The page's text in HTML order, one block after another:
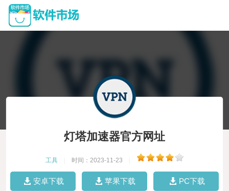
灯塔加速器官方网址
工具 时间：2023-11-23
安卓下载 苹果下载 PC下载